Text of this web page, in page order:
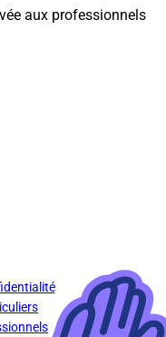
aux professionnels